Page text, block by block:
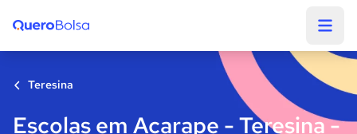
Teresina
Escolas em Acarape - Teresina -